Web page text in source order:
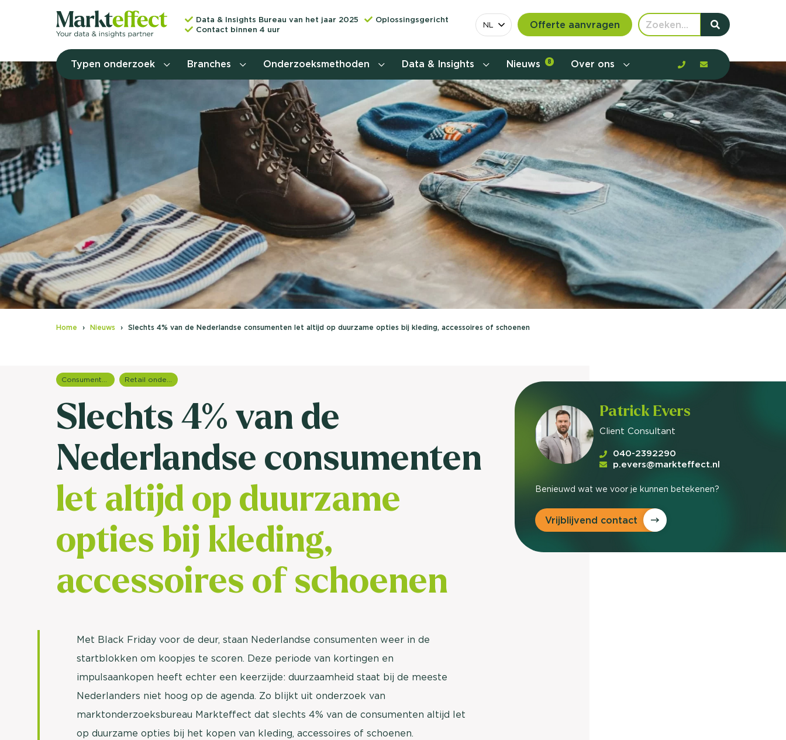
Data & Insights Bureau van het jaar 2025
Oplossingsgericht
Contact binnen 4 uur
NL Offerte aanvragen
Typen onderzoek
Behoefteonderzoek
Customer journey onderzoek
Customer value proposition
Doelgroeponderzoek
Naamsbekendheidonderzoek
Nationaal Studiekeuze
Onderzoek (NSKO)
Usage & attitude onderzoek
UX-onderzoek
Relevantere communicatie en aanbod door de
customer journey, de barrières en gedrag in kaart te
brengen. Benieuwd hoe?
Stefan Klomp
Client Consultant
Neem contact op
Branches Onderzoeksmethoden Data & Insights Nieuws 8 Over ons
Home Nieuws Slechts 4% van de Nederlandse consumenten let altijd op duurzame opties bij kleding, accessoires of schoenen
Consumentenonderzoek Retail onderzoek
Slechts 4% van de
Nederlandse consumenten
let altijd op duurzame
opties bij kleding,
accessoires of schoenen
Met Black Friday voor de deur, staan Nederlandse consumenten weer in de
startblokken om koopjes te scoren. Deze periode van kortingen en
impulsaankopen heeft echter een keerzijde: duurzaamheid staat bij de meeste
Nederlanders niet hoog op de agenda. Zo blijkt uit onderzoek van
marktonderzoeksbureau Markteffect dat slechts 4% van de consumenten altijd let
op duurzame opties bij het kopen van kleding, accessoires of schoenen.
Patrick Evers
Client Consultant
040-2392290
p.evers@markteffect.nl
Benieuwd wat we voor je kunnen betekenen?
Vrijblijvend contact